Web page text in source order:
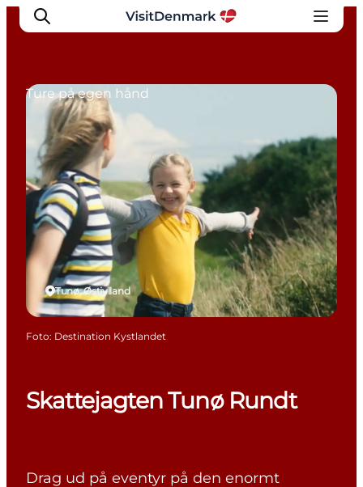
Inspiration
Destinationer
Oplevelser
Overnatning
Planlæg ferien
Skattejagten Tunø Rundt
Drag ud på eventyr på den enormt
Tunø, Østjylland
Ture på egen hånd
Foto: Destination Kystlandet